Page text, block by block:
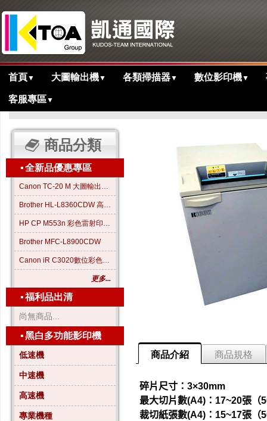
首頁▼ 大圖輸出機▼ 各類掃描器▼ 數位影印機▼
客服專區▼
主目錄
商品分類
▪全新品優惠專區
Canon TC-20 M 大圖輸出繪圖機
Brother HL-L8360CDW 高效彩色雷射印表機
HP CP M553n 彩色雷射印表機
Brother MFC-L8900CDW
Canon iR C3020數位彩色影印機
更多...
▪福利品出清
尚無商品...
▪黑白多功能影印機
低速機
中速機
高速機
專業機種
商品介紹 商品規格
碎片尺寸：3×30mm
最大切片數(A4)：17~20張（
裁切紙張數(A4)：15~17張（